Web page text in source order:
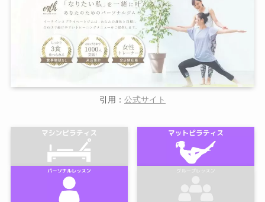
引用： 公式サイト